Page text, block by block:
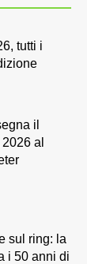
tutti i
il
al
sul ring: la
i 50 anni di